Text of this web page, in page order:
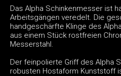
Das Alpha Schinkenmesser ist
Arbeitsgängen veredelt. Die
handgeschärfte Klinge des
aus einem Stück rostfreien
Messerstahl.
Der feinpolierte Griff des Alpha
robusten Hostaform Kunststoff